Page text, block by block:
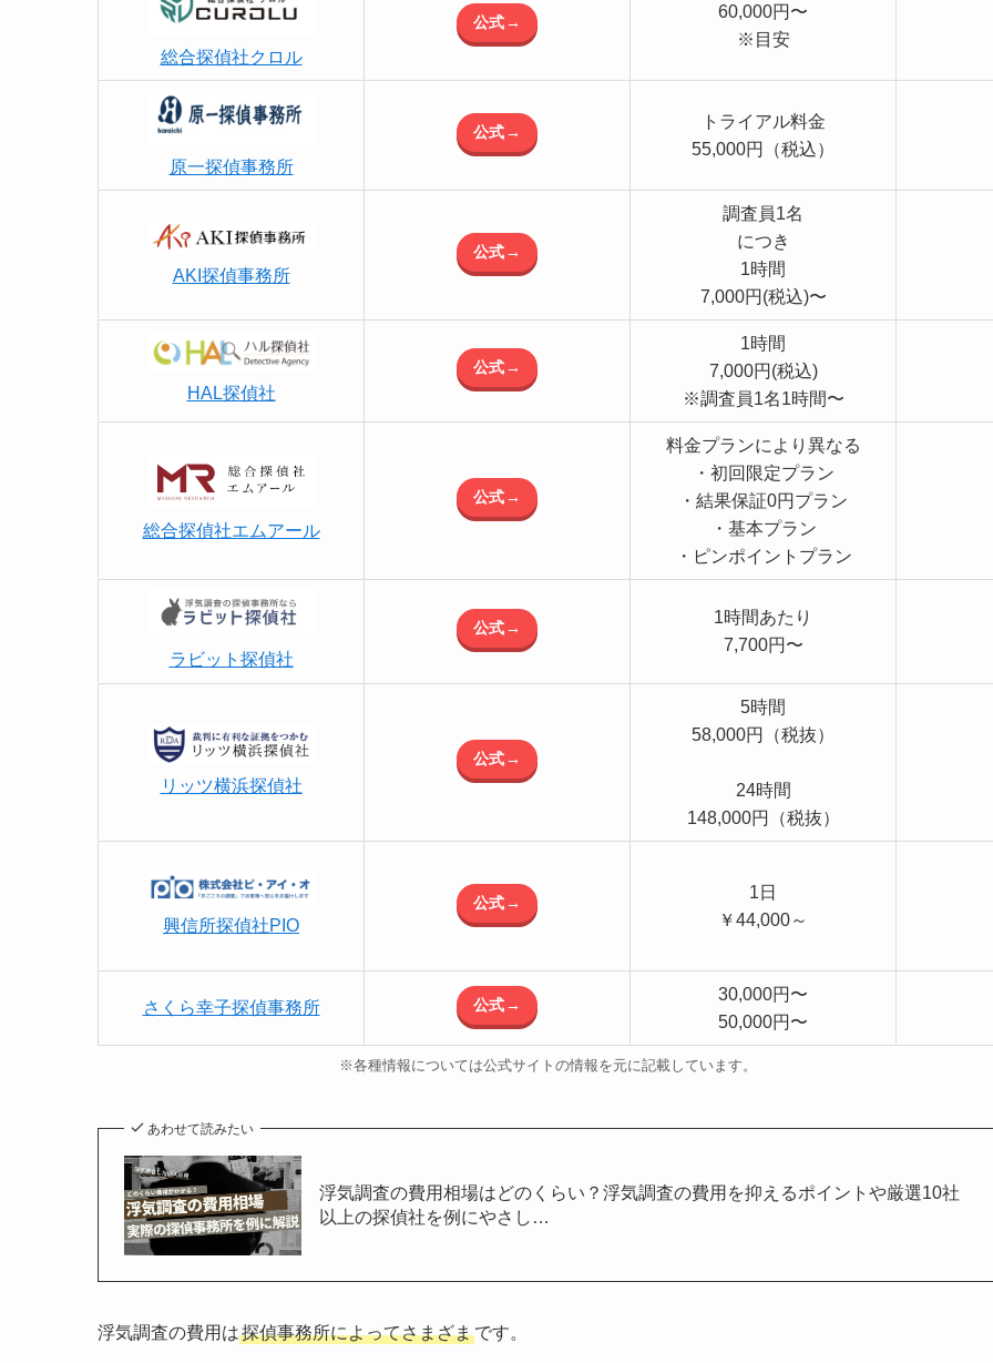
総合探偵社クロル
公式→
60,000円〜
※目安
原一探偵事務所
公式→
トライアル料金
55,000円（税込）
AKI探偵事務所
公式→
調査員1名
につき
1時間
7,000円(税込)〜
HAL探偵社
公式→
1時間
7,000円(税込)
※調査員1名1時間〜
総合探偵社エムアール
公式→
料金プランにより異なる
・初回限定プラン
・結果保証0円プラン
・基本プラン
・ピンポイントプラン
ラビット探偵社
公式→
1時間あたり
7,700円〜
リッツ横浜探偵社
公式→
5時間
58,000円（税抜）
24時間
148,000円（税抜）
興信所探偵社PIO
公式→
1日
￥44,000～
さくら幸子探偵事務所 公式→
30,000円〜
50,000円〜
※各種情報については公式サイトの情報を元に記載しています。
あわせて読みたい
浮気調査の費用相場はどのくらい？浮気調査の費用を抑えるポイントや厳選10社
以上の探偵社を例にやさし…
浮気調査の費用は探偵事務所によってさまざまです。